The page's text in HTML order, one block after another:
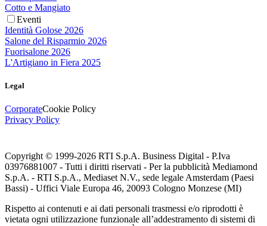
Cotto e Mangiato
Eventi
Identità Golose 2026
Salone del Risparmio 2026
Fuorisalone 2026
L'Artigiano in Fiera 2025
Legal
CorporateCookie Policy
Privacy Policy
Copyright © 1999-2026 RTI S.p.A. Business Digital - P.Iva
03976881007 - Tutti i diritti riservati - Per la pubblicità Mediamond
S.p.A. - RTI S.p.A., Mediaset N.V., sede legale Amsterdam (Paesi
Bassi) - Uffici Viale Europa 46, 20093 Cologno Monzese (MI)
Rispetto ai contenuti e ai dati personali trasmessi e/o riprodotti è
vietata ogni utilizzazione funzionale all’addestramento di sistemi di